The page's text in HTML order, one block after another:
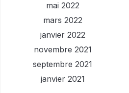
mai 2022
mars 2022
janvier 2022
novembre 2021
septembre 2021
janvier 2021